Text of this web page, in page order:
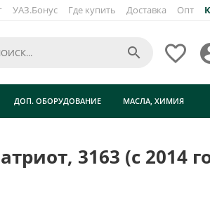
УАЗ.Бонус Где купить Доставка Опт


ДОП. ОБОРУДОВАНИЕ МАСЛА, ХИМИЯ
3163 (с 2014